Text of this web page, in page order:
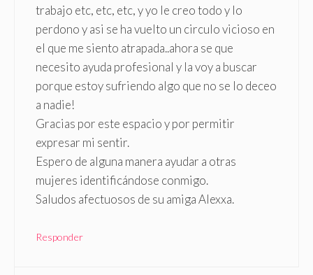
trabajo etc, etc, etc, y yo le creo todo y lo
perdono y asi se ha vuelto un circulo vicioso en
el que me siento atrapada..ahora se que
necesito ayuda profesional y la voy a buscar
porque estoy sufriendo algo que no se lo deceo
a nadie!
Gracias por este espacio y por permitir
expresar mi sentir.
Espero de alguna manera ayudar a otras
mujeres identificándose conmigo.
Saludos afectuosos de su amiga Alexxa.
Responder